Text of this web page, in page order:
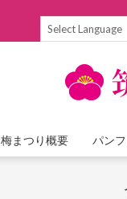
梅まつり概要 パン